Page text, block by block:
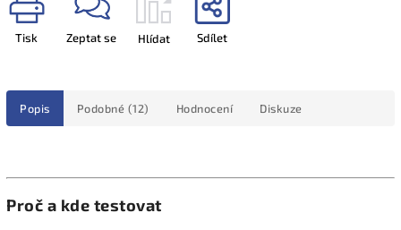
Tisk Zeptat se Hlídat Sdílet
Popis Podobné (12) Hodnocení Diskuze
Proč a kde testovat